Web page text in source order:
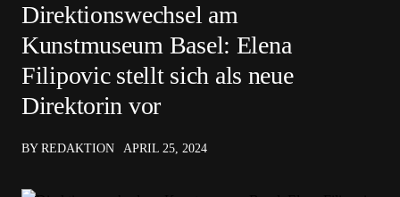
Direktionswechsel am
Kunstmuseum Basel: Elena
Filipovic stellt sich als neue
Direktorin vor
BY REDAKTION APRIL 25, 2024